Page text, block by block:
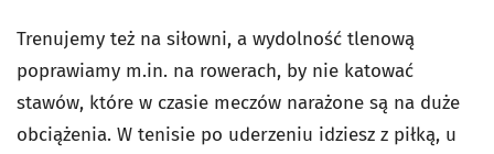
Trenujemy też na siłowni, a wydolność tlenową
poprawiamy m.in. na rowerach, by nie katować
stawów, które w czasie meczów narażone są na duże
obciążenia. W tenisie po uderzeniu idziesz z piłką, u